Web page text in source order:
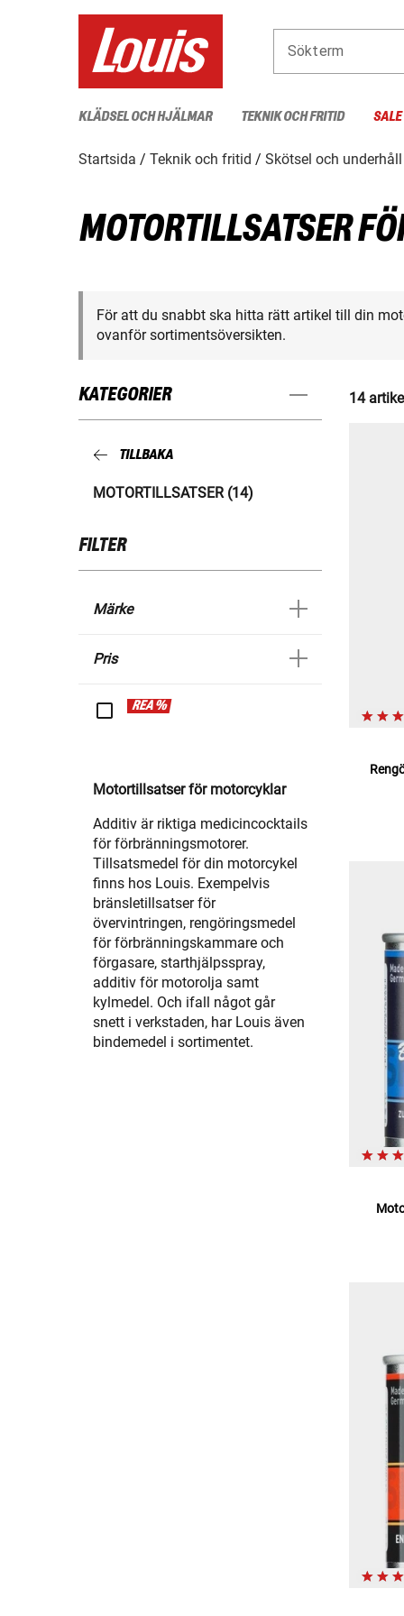
Sökterm
KLÄDSEL OCH HJÄLMAR TEKNIK OCH FRITID
Startsida Teknik och fritid Skötsel och underhåll
MOTORTILLSATSER
För att du snabbt ska hitta rätt artikel till din
ovanför sortimentsöversikten.
KATEGORIER
TILLBAKA
MOTORTILLSATSER (14)
FILTER
Märke
Pris
REA %
Motortillsatser för motorcyklar
Additiv är riktiga medicincocktails
för förbränningsmotorer.
Tillsatsmedel för din motorcykel
finns hos Louis. Exempelvis
bränsletillsatser för
övervintringen, rengöringsmedel
för förbränningskammare och
förgasare, starthjälpsspray,
additiv för motorolja samt
kylmedel. Och ifall något går
snett i verkstaden, har Louis även
bindemedel i sortimentet.
14